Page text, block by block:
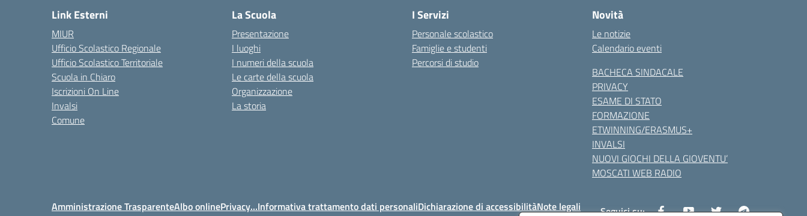
Link Esterni
MIUR
Ufficio Scolastico Regionale
Ufficio Scolastico Territoriale
Scuola in Chiaro
Iscrizioni On Line
Invalsi
Comune
La Scuola
Presentazione
I luoghi
I numeri della scuola
Le carte della scuola
Organizzazione
La storia
I Servizi
Personale scolastico
Famiglie e studenti
Percorsi di studio
Novità
Le notizie
Calendario eventi
BACHECA SINDACALE
PRIVACY
ESAME DI STATO
FORMAZIONE
ETWINNING/ERASMUS+
INVALSI
NUOVI GIOCHI DELLA GIOVENTU’
MOSCATI WEB RADIO
Amministrazione TrasparenteAlbo onlinePrivacy…Informativa trattamento dati personaliDichiarazione di accessibilitàNote legali Seguici su: